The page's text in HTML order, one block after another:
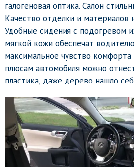
галогеновая оптика. Салон
Качество отделки и материалов
Удобные сидения с подогревом
мягкой кожи обеспечат
максимальное чувство
плюсам автомобиля можно
пластика, даже дерево нашло